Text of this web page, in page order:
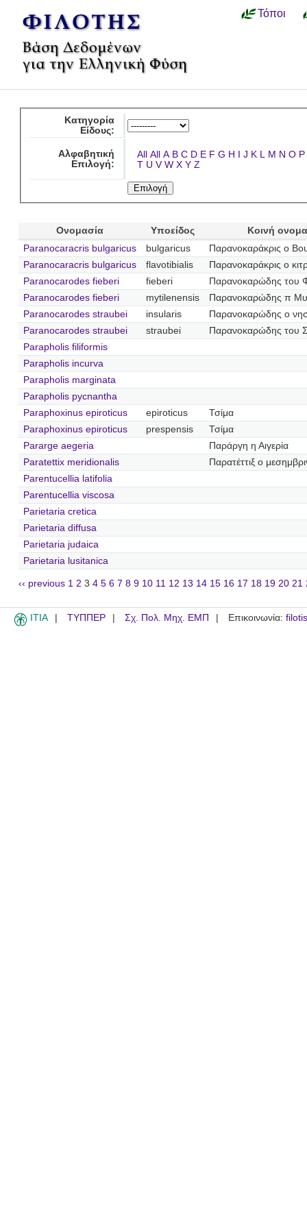
Τόποι
Κατηγορία
Είδους:
Αλφαβητική
Επιλογή:
All All A B C D E F G H I J K L M N O P
T U V W X Y Z
Ονομασία Υποείδος
Κοινή
Paranocaracris bulgaricus
bulgaricus
Παρανοκαράκρις ο
Paranocaracris bulgaricus
flavotibialis
Παρανοκαράκρις ο
Paranocarodes fieberi
fieberi
Παρανοκαρώδης του
Paranocarodes fieberi
mytilenensis
Παρανοκαρώδης π
Paranocarodes straubei
insularis
Παρανοκαρώδης ο
Paranocarodes straubei
straubei
Παρανοκαρώδης του
Parapholis filiformis
Parapholis incurva
Parapholis marginata
Parapholis pycnantha
Paraphoxinus epiroticus
epiroticus
Τσίμα
Paraphoxinus epiroticus
prespensis
Τσίμα
Pararge aegeria
Παράργη η Αιγερία
Paratettix meridionalis
Παρατέττιξ ο
Parentucellia latifolia
Parentucellia viscosa
Parietaria cretica
Parietaria diffusa
Parietaria judaica
Parietaria lusitanica
‹‹ previous 1 2 3 4 5 6 7 8 9 10 11 12 13 14 15 16 17 18 19 20 21
ITIA ΤΥΠΠΕΡ Σχ. Πολ. Μηχ. ΕΜΠ Επικοινωνία: